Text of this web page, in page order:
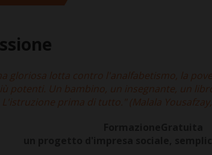
gloriosa lotta contro l'analfabetismo, la
potenti. Un bambino, un insegnante, un
prima di tutto." (Malala